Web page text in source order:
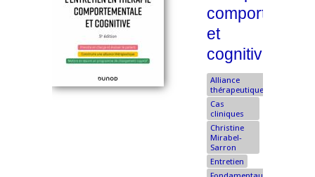
et
cognitive
Alliance
thérapeutique
Cas
cliniques
Christine
Mirabel-
Sarron
Entretien